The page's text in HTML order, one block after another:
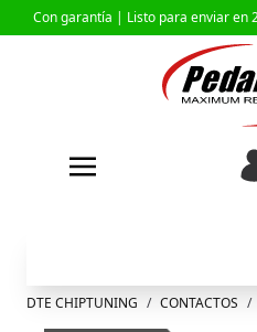
Con garantía | Listo para enviar en
DTE CHIPTUNING / CONTACTOS /